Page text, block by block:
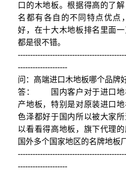
口的木地板。根据得高的了
名都有各自的不同特点优点
好，在十大木地板排名里面
都是很不错。
--------------------
问：高端进口木地板哪个品牌
答： 国内客户对于进口地
产地板，特别是对原装进口
色泽都好于国内所以被大家
以看看得高地板，旗下代理
国外多个国家地区的名牌地板
--------------------